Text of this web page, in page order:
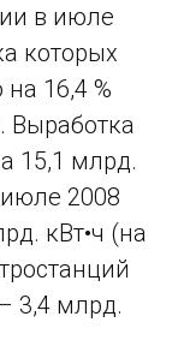
в июле
которых
на 16,4 %
Выработка
15,1 млрд.
2008
кВт•ч (на
3,4 млрд.